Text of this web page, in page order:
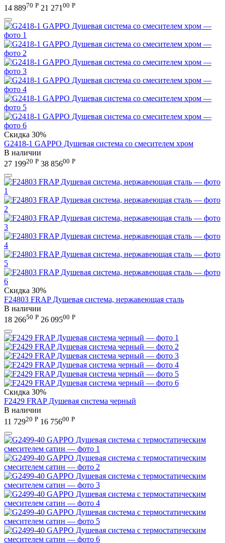
14 88970 Р 21 271 00 Р
Скидка 30%
G2418-1 GAPPO Душевая система со смесителем хром
В наличии
27 19920 Р 38 85600 Р
Скидка 30%
F24803 FRAP Душевая система, нержавеющая сталь
В наличии
18 26650 Р 26 09500 Р
Скидка 30%
F2429 FRAP Душевая система черный
В наличии
11 72920 Р 16 75600 Р